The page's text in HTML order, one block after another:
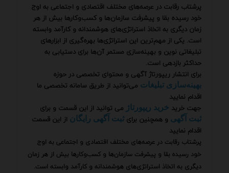
پرشتاب رقابت در عرصه‌های مختلف اقتصادی و اجتماعی به اوج
خود رسیده بقا و پیشرفت سازمان‌ها و کسب‌وکارها بیش از هر
زمان دیگری به اتخاذ استراتژی‌های هوشمندانه و کارآمد وابسته
است. یکی از مهم‌ترین این استراتژی‌ها بهره‌گیری از ابزارهای
تبلیغاتی نوین و بهینه‌سازی مستمر آن‌ها برای دستیابی به
حداکثر بازدهی است.
برای انتشار ریپورتاژ آگهی و محتوای تخصصی در حوزه
بهینه‌سازی تبلیغات می‌توانید از طریق سامانه تخصصی ما
اقدام نمایید
جهت خرید خرید ریپورتاژ می توانید از این قسمت و برای
ثبت آگهی و همچنین برای ثبت آگهی رایگان از این قسمت
اقدام نمایید
پرشتاب رقابت در عرصه‌های مختلف اقتصادی و اجتماعی به اوج
خود رسیده بقا و پیشرفت سازمان‌ها و کسب‌وکارها بیش از هر زمان
دیگری به اتخاذ استراتژی‌های هوشمندانه و کارآمد وابسته است.